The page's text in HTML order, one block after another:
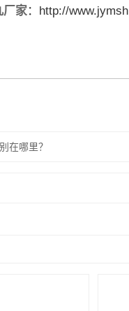
厂家：http://
在哪里？